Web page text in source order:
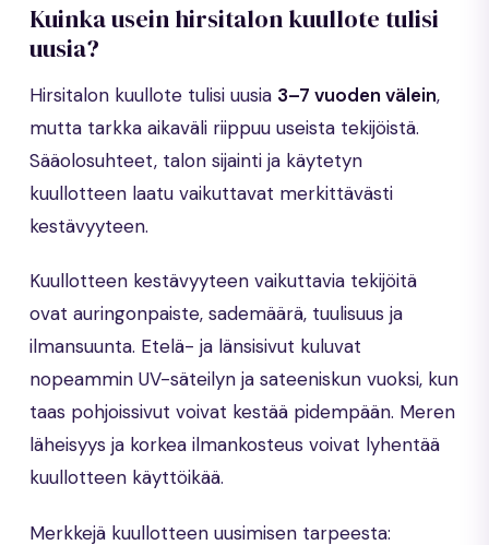
Kuinka usein hirsitalon kuullote tulisi
uusia?
Hirsitalon kuullote tulisi uusia 3–7 vuoden välein,
mutta tarkka aikaväli riippuu useista tekijöistä.
Sääolosuhteet, talon sijainti ja käytetyn
kuullotteen laatu vaikuttavat merkittävästi
kestävyyteen.
Kuullotteen kestävyyteen vaikuttavia tekijöitä
ovat auringonpaiste, sademäärä, tuulisuus ja
ilmansuunta. Etelä- ja länsisivut kuluvat
nopeammin UV-säteilyn ja sateeniskun vuoksi, kun
taas pohjoissivut voivat kestää pidempään. Meren
läheisyys ja korkea ilmankosteus voivat lyhentää
kuullotteen käyttöikää.
Merkkejä kuullotteen uusimisen tarpeesta: